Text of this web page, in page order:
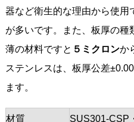
器など衛生的な理由から使用
が多いです。また、板厚の
薄の材料ですと ５ミクロンか
ステンレスは、板厚公差
ます。
材質 SUS301-CSP